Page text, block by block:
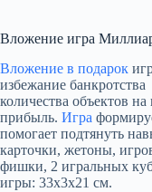
Вложение игра
Вложение в подарок
избежание
количества объектов
прибыль. Игра
помогает подтянуть
карточки, жетоны,
фишки, 2 игральных
игры: 33х3х21 см.